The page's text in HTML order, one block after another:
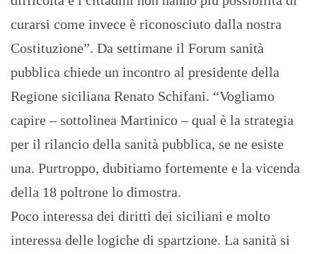
curarsi come invece è riconosciuto dalla nostra
Costituzione”. Da settimane il Forum sanità
pubblica chiede un incontro al presidente della
Regione siciliana Renato Schifani. “Vogliamo
capire – sottolinea Martinico – qual è la strategia
per il rilancio della sanità pubblica, se ne esiste
una. Purtroppo, dubitiamo fortemente e la vicenda
della 18 poltrone lo dimostra.
Poco interessa dei diritti dei siciliani e molto
interessa delle logiche di spartzione. La sanità si